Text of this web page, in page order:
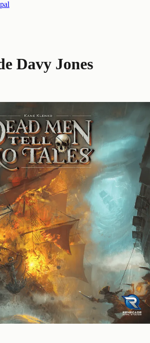
Davy Jones